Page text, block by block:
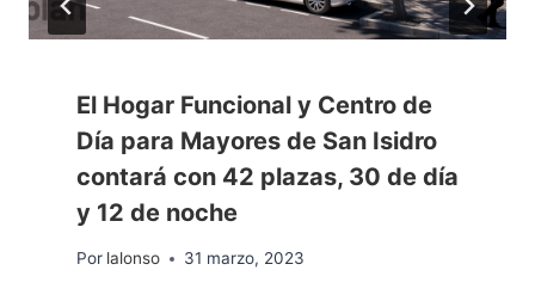
El Hogar Funcional y Centro de
Día para Mayores de San Isidro
contará con 42 plazas, 30 de día
y 12 de noche
Por lalonso 31 marzo, 2023